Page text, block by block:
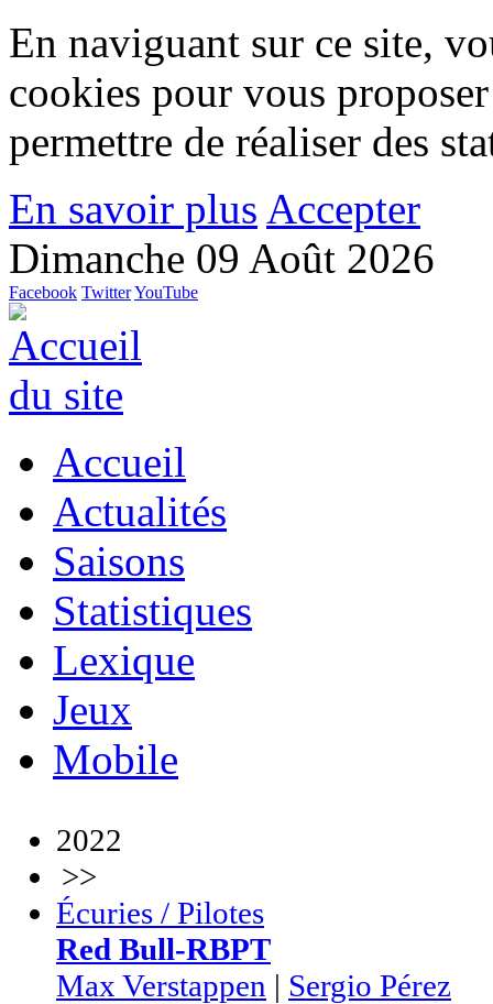
En naviguant sur ce site,
cookies pour vous
permettre de réaliser des
En savoir plus Accepter
Dimanche 09 Août 2026
Facebook TwitterYouTube
Accueil
Actualités
Saisons
Statistiques
Lexique
Jeux
Mobile
2022
>>
Écuries / Pilotes
Red Bull-RBPT
Max Verstappen | Sergio Pérez